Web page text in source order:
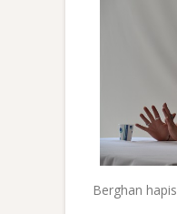
Berghan